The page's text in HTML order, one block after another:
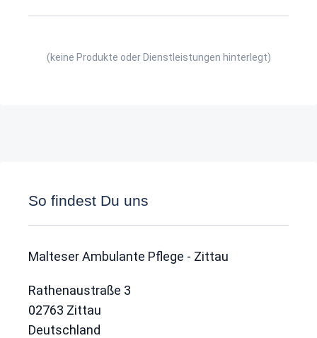
(keine Produkte oder Dienstleistungen hinterlegt)
So findest Du uns
Malteser Ambulante Pflege - Zittau
Rathenaustraße 3
02763 Zittau
Deutschland